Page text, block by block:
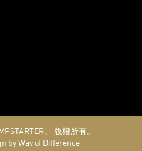
。
版權所有。
by Way of Difference